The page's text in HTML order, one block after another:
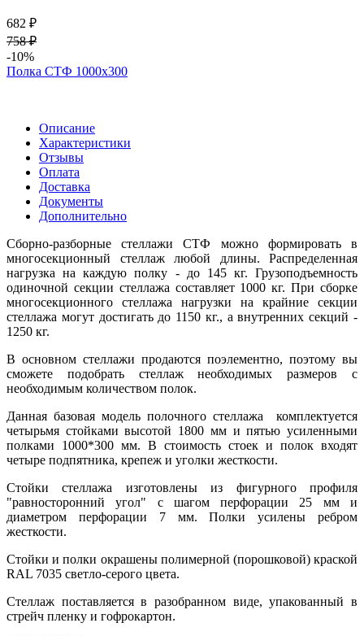
682 ₽
758 ₽
-10%
Полка СТФ 1000х300
Описание
Характеристики
Отзывы
Оплата
Доставка
Документы
Дополнительно
Сборно-разборные стеллажи СТФ можно формировать в
многосекционный стеллаж любой длины. Распределенная
нагрузка на каждую полку - до 145 кг. Грузоподъемность
одиночной секции стеллажа составляет 1000 кг. При сборке
многосекционного стеллажа нагрузки на крайние секции
стеллажа могут достигать до 1150 кг., а внутренних секций -
1250 кг.
В основном стеллажи продаются поэлементно, поэтому вы
сможете подобрать стеллаж необходимых размеров с
необходимым количеством полок.
Данная базовая модель полочного стеллажа комплектуется
четырьмя стойками высотой 1800 мм и пятью усиленными
полками 1000*300 мм. В стоимость стоек и полок входят
четыре подпятника, крепеж и уголки жесткости.
Стойки стеллажа изготовлены из фигурного профиля
"равносторонний угол" с шагом перфорации 25 мм и
диаметром перфорации 7 мм. Полки усилены ребром
жесткости.
Стойки и полки окрашены полимерной (порошковой) краской
RAL 7035 светло-серого цвета.
Стеллаж поставляется в разобранном виде, упакованный в
стрейч пленку и гофрокартон.